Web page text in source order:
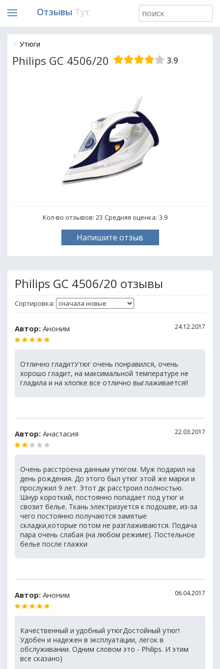
Отзывы Тут
Утюги
Philips GC 4506/20 3.9
Кол-во отзывов: 23 Средняя оценка: 3.9
Напишите отзыв
Philips GC 4506/20 отзывы
Сортировка:
Автор: Аноним 24.12.2017
Отлично гладитУтюг очень понравился, очень
хорошо гладит, на максимальной температуре не
гладила и на хлопке все отлично выглаживается!!
Автор: Анастасия 22.03.2017
Очень расстроена данным утюгом. Муж подарил на
день рождения. До этого был утюг этой же марки и
прослужил 9 лет. Этот дк расстроил полностью.
Шнур короткий, постоянно попадает под утюг и
свозит белье. Ткань электризуется к подошве, из-за
чего постоянно получаются замятые
складки,которые потом не разглаживаются. Подача
пара очень слабая (на любом режиме). Постельное
белье после глажки
Автор: Аноним 06.04.2017
Качественный и удобный утюгДостойный утюг!
Удобен и надежен в эксплуатации, легок в
обслуживании. Одним словом это - Philips. И этим
все сказано)